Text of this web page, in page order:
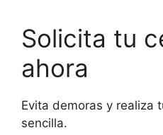
Solicita tu
ahora
Evita demoras y realiza
sencilla.